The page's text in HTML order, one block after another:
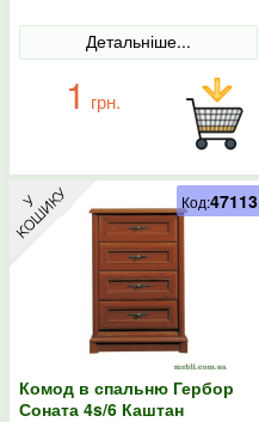
Детальніше...
1 грн.
Комод в спальню Гербор
Соната 4s/6 Каштан
Код:47113